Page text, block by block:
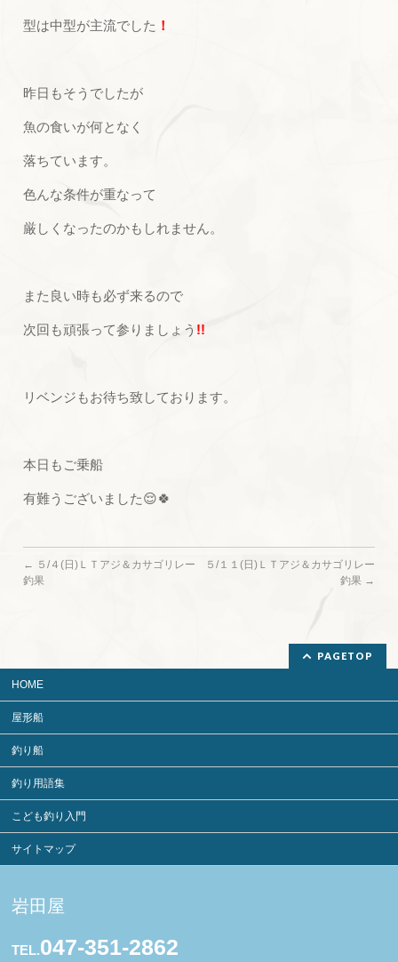
型は中型が主流でした ！
昨日もそうでしたが
魚の食いが何となく
落ちています。
色んな条件が重なって
厳しくなったのかもしれません。
また良い時も必ず来るので
次回も頑張って参りましょう !!
リベンジもお待ち致しております。
本日もご乗船
有難うございました😌🍀
← ５/４(日)ＬＴアジ＆カサゴリレー
釣果
５/１１(日)ＬＴアジ＆カサゴリレー
釣果 →
PAGETOP
HOME
屋形船
釣り船
釣り用語集
こども釣り入門
サイトマップ
岩田屋
TEL.047-351-2862